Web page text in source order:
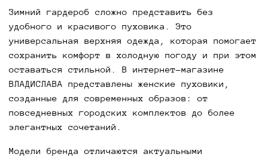
Зимний гардероб сложно представить без
удобного и красивого пуховика. Это
универсальная верхняя одежда, которая помогает
сохранить комфорт в холодную погоду и при этом
оставаться стильной. В интернет-магазине
ВЛАДИСЛАВА представлены женские пуховики,
созданные для современных образов: от
повседневных городских комплектов до более
элегантных сочетаний.
Модели бренда отличаются актуальными